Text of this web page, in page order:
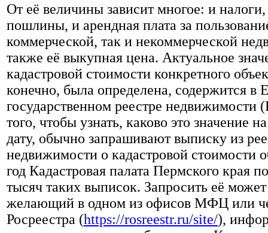
От её величины зависит многое: и
пошлины, и арендная плата за
коммерческой, так и некоммерческой
также её выкупная цена. Актуальное
кадастровой стоимости конкретного
конечно, была определена, содержится в
государственном реестре
того, чтобы узнать, каково это значение
дату, обычно запрашивают выписку из
недвижимости о кадастровой стоимости
год Кадастровая палата Пермского края
тысяч таких выписок. Запросить её
желающий в одном из офисов МФЦ или
Росреестра (https://rosreestr.ru/site/),